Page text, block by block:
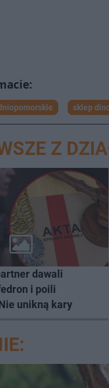
sklep
Z
dawali
i poili
unikną kary